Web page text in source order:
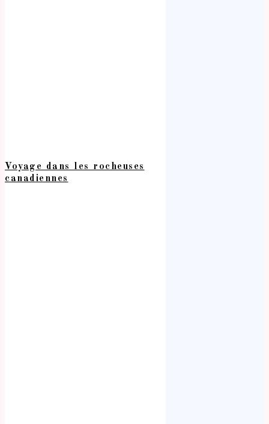
Voyage dans les rocheuses
canadiennes